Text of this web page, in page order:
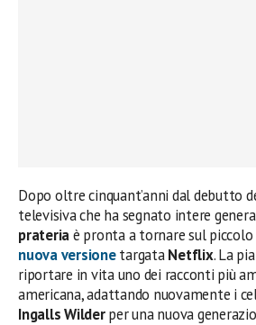
Dopo oltre cinquant’anni dal debutto
televisiva che ha segnato intere
prateriaè pronta a tornare sul piccolo
nuova versionetargataNetflix. La
riportare in vita uno dei racconti più
americana, adattando nuovamente i
Ingalls Wilderper una nuova